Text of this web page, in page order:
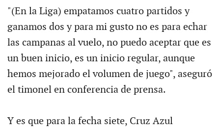
"(En la Liga) empatamos cuatro partidos y
ganamos dos y para mi gusto no es para echar
las campanas al vuelo, no puedo aceptar que es
un buen inicio, es un inicio regular, aunque
hemos mejorado el volumen de juego", aseguró
el timonel en conferencia de prensa.
Y es que para la fecha siete, Cruz Azul